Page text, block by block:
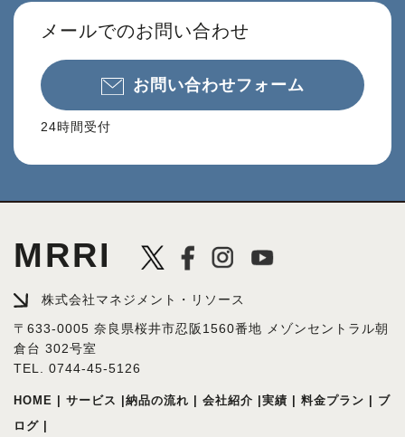
メールでのお問い合わせ
お問い合わせフォーム
24時間受付
MRRI
株式会社マネジメント・リソース
〒633-0005 奈良県桜井市忍阪1560番地 メゾンセントラル朝
倉台 302号室
TEL. 0744-45-5126
HOME サービス 納品の流れ 会社紹介 実績 料金プラン
ブ
ログ